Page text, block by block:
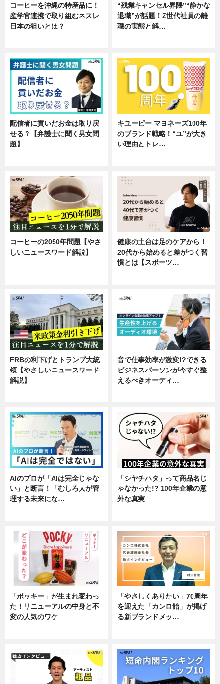
コーヒーを沖縄の特産品に！
産学官連携で取り組むネスレ
日本の狙いとは？
“残業キャンセル界隈”“静かな
退職”が話題！Z世代社員の離
職の実態と解…
配信者に貢いだお金は取り戻
せる？【弁護士に聞く男女問
題】
キユーピー マヨネーズ100年
のブランド戦略！“ユ”が大き
い理由とトレ…
コーヒーの2050年問題【やさ
しいニュースワード解説】
健康の土台は足のケアから！
20代から始めると差がつく習
慣とは【スポーツ…
FRBの利下げとトランプ大統
領【やさしいニュースワード
解説】
音で仕事効率が激変!?できる
ビジネスパーソンが今すぐ整
えるべきオーディ…
AIのプロが「AIは完全じゃな
い」と断言！「むしろ人が管
理する未来にな…
「シヤチハタ」って商品名じ
ゃなかった!? 100年企業の意
外な真実
「ポッキー」が生まれ変わっ
た！リニューアルの中身と不
変の人気のワケ
「やさしくありたい」70周年
を迎えた「カンロ飴」が掲げ
る新ブランドメッ…